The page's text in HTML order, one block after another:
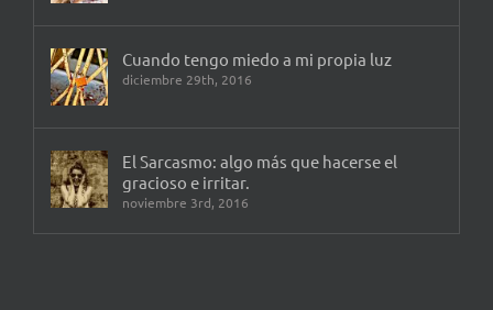
Cuando tengo miedo a mi propia luz
diciembre 29th, 2016
El Sarcasmo: algo más que hacerse el
gracioso e irritar.
noviembre 3rd, 2016